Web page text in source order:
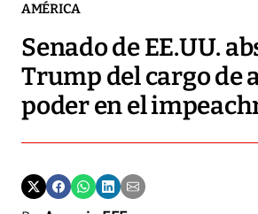
AMÉRICA
Senado de EE.UU.
Trump del cargo de
poder en el